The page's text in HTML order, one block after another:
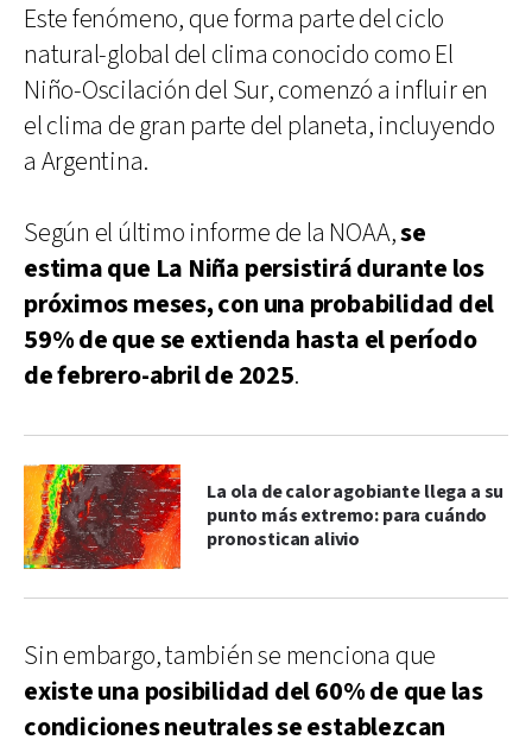
Este fenómeno, que forma parte del ciclo
natural-global del clima conocido como El
Niño-Oscilación del Sur, comenzó a influir en
el clima de gran parte del planeta, incluyendo
a Argentina.
Según el último informe de la NOAA,se
estima que La Niña persistirá durante los
próximos meses, con una probabilidad del
59% de que se extienda hasta el período
de febrero-abril de 2025.
La ola de calor agobiante llega a su
punto más extremo: para cuándo
pronostican alivio
Sin embargo, también se menciona que
existe una posibilidad del 60% de que las
condiciones neutrales se establezcan